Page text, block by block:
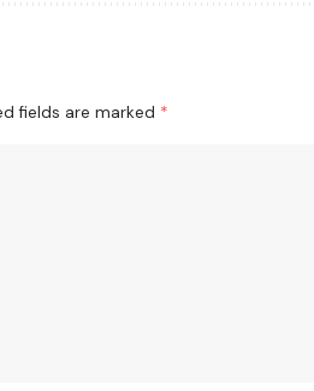
fields are marked *